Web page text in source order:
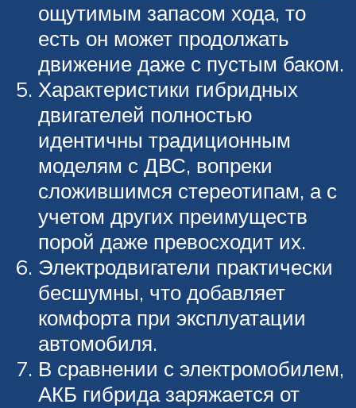
ощутимым запасом хода, то
есть он может продолжать
движение даже с пустым баком.
Характеристики гибридных
двигателей полностью
идентичны традиционным
моделям с ДВС, вопреки
сложившимся стереотипам, а с
учетом других преимуществ
порой даже превосходит их.
Электродвигатели практически
бесшумны, что добавляет
комфорта при эксплуатации
автомобиля.
В сравнении с электромобилем,
АКБ гибрида заряжается от